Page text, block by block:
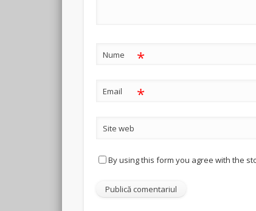
Nume *
Email *
Site web
By using this form you agree with the